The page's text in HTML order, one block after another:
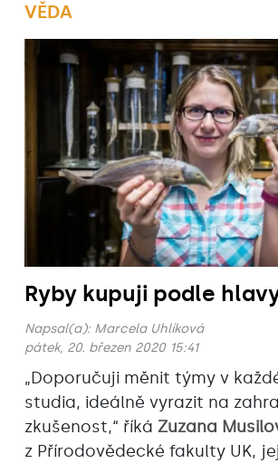
VĚDA
Ryby kupuji podle
Napsal(a): Marcela Uhlíková
pátek, 20. březen 2020 15:41
„Doporučuji měnit týmy v
studia, ideálně vyrazit na
zkušenost,“ říká Zuzana
z Přírodovědecké fakulty UK,